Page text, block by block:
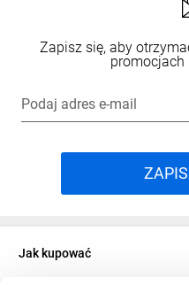
Zapisz się, aby
promocjach
Podaj adres e-mail
Jak kupować